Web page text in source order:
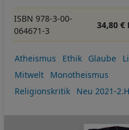
ISBN 978-3-00-
064671-3
34,80
Atheismus Ethik Glaube
Mitwelt
Monotheismus
Religionskritik
Neu 2021-